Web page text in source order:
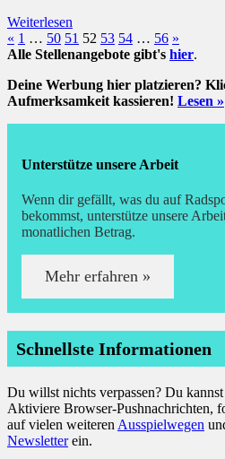
Weiterlesen
Seitennummerierung
der
Beiträge
« Vorherige
Beiträge
1 … 50 51 52 53 54 … 56 Nächste
Beiträge
»
Alle Stellenangebote gibt's hier.
Deine Werbung hier platzieren?
Aufmerksamkeit kassieren! Lesen »
Unterstütze unsere Arbeit
Wenn dir gefällt, was du auf
bekommst, unterstütze unsere
monatlichen Betrag.
Mehr erfahren »
Schnellste Informationen
Du willst nichts verpassen? Du
Aktiviere Browser-Pushnachrichten,
auf vielen weiteren Ausspielwegen
Newsletterein.